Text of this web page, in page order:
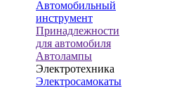
Автомобильный
инструмент
Принадлежности
для автомобиля
Автолампы
Электротехника
Электросамокаты